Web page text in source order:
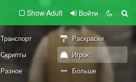
Show Adult Войти
Транспорт
Раскраски
Скрипты
Игрок
Разное Больше